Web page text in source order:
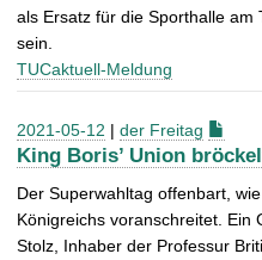
als Ersatz für die Sporthalle
sein.
TUCaktuell-Meldung
2021-05-12 | der Freitag
King Boris’ Union
Der Superwahltag offenbart,
Königreichs voranschreitet. Ein
Stolz, Inhaber der Professur